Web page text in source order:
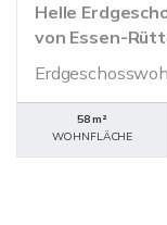
Helle
von Essen-
58 m²
WOHNFLÄCHE